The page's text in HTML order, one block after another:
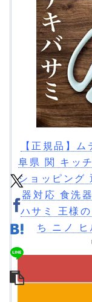
【正規品】
阜県 関 キッ
ショッピング
器対応 食洗
ハサミ 王様
ち ニノ ヒ